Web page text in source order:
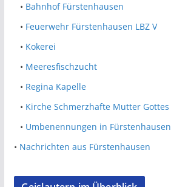
• Bahnhof Fürstenhausen
• Feuerwehr Fürstenhausen LBZ V
• Kokerei
• Meeresfischzucht
• Regina Kapelle
• Kirche Schmerzhafte Mutter Gottes
• Umbenennungen in Fürstenhausen
• Nachrichten aus Fürstenhausen